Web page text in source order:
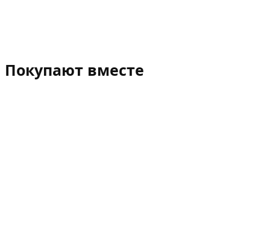
Покупают вместе